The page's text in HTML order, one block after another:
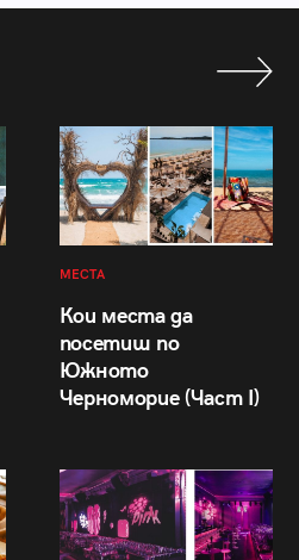
МЕСТА
Кои места да
посетиш по
Южното
Черноморие (Част I)